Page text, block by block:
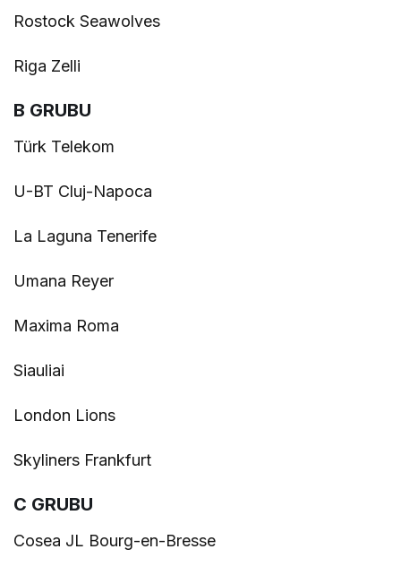
Rostock Seawolves
Riga Zelli
B GRUBU
Türk Telekom
U-BT Cluj-Napoca
La Laguna Tenerife
Umana Reyer
Maxima Roma
Siauliai
London Lions
Skyliners Frankfurt
C GRUBU
Cosea JL Bourg-en-Bresse